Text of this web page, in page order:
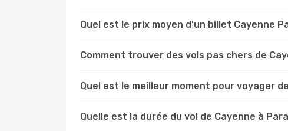
Quel est le prix moyen d'un billet Cayenne
Comment trouver des vols pas chers de
Quel est le meilleur moment pour voyager
Quelle est la durée du vol de Cayenne à